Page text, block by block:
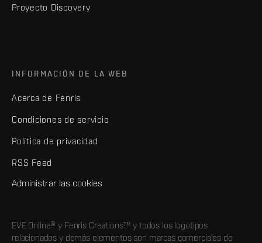
Proyecto Discovery
INFORMACIÓN DE LA WEB
Acerca de Fenris
Condiciones de servicio
Política de privacidad
RSS Feed
Administrar las cookies
EVE Online® y Fenris Creations™ y todos los logotipos
relacionados y demás elementos son marcas comerciales de